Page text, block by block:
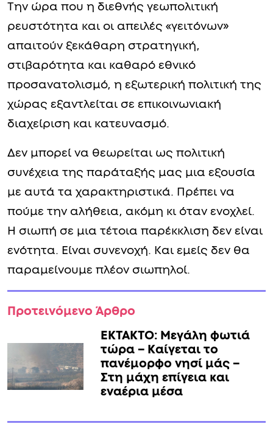
Την ώρα που η διεθνής γεωπολιτική
ρευστότητα και οι απειλές «γειτόνων»
απαιτούν ξεκάθαρη στρατηγική,
στιβαρότητα και καθαρό εθνικό
προσανατολισμό, η εξωτερική πολιτική της
χώρας εξαντλείται σε επικοινωνιακή
διαχείριση και κατευνασμό.
Δεν μπορεί να θεωρείται ως πολιτική
συνέχεια της παράταξής μας μια εξουσία
με αυτά τα χαρακτηριστικά. Πρέπει να
πούμε την αλήθεια, ακόμη κι όταν ενοχλεί.
Η σιωπή σε μια τέτοια παρέκκλιση δεν είναι
ενότητα. Είναι συνενοχή. Και εμείς δεν θα
παραμείνουμε πλέον σιωπηλοί.
Προτεινόμενο Άρθρο
ΕΚΤΑΚΤΟ: Μεγάλη φωτιά
τώρα – Καίγεται το
πανέμορφο νησί μάς –
Στη μάχη επίγεια και
εναέρια μέσα